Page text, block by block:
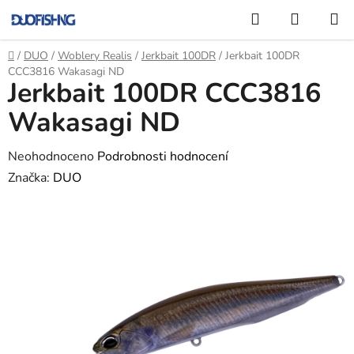
na
obsah
Hledat
KOŠÍK
Domů
/ DUO / Woblery Realis / Jerkbait 100DR / Jerkbait 100DR
CCC3816 Wakasagi ND
Jerkbait 100DR CCC3816
Wakasagi ND
Průměrné
hodnocení
Neohodnoceno Podrobnosti hodnocení
Značka: DUO